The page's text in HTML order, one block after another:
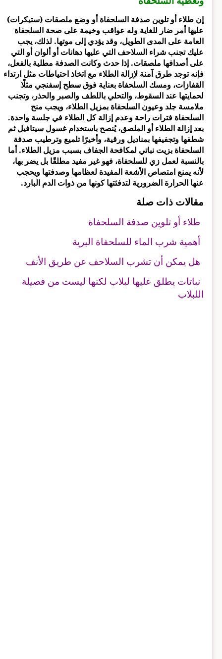
إن طلاء أو تلوين صدفة السلحفاة أو وضع ملصقات (ستيكرات)
عليها أمر ضار للغاية وله عواقب وخيمة على صحة السلحفاة
العامة على المدى الطويل، وقد يؤدي إلى موتها. لذلك، يجب
عليك تجنب شراء السلاحف التي عليها دهانات أو ألوان أو التي
على أصدافها ملصقات. إذا حدث وكانت الصدفة مطلية بالفعل،
فإنه توجد طرق آمنة لإزالة الطلاء مع اتخاذ احتياطات مثل ارتداء
القفازات، ومسك السلحفاة بعناية فوق سطح إسفنجي مثلًا
لحمايتها عند السقوط، والتحلي باللطف والصبر والحذر، وتجنب
ملامسة جلد وعيون السلحفاة بمزيل الطلاء، ويجب منح
السلحفاة فترات راحة وعدم إزالة كل الطلاء في جلسة واحدة.
بعد إزالة الطلاء أو الملصق، يُنصح باستخدام غسول سيتافيل ثم
شطفها وتجفيفها بمناديل ورقية، وأخيرًا تلميع وترطيب صدفة
السلحفاة بزيت نباتي لمكافحة الجفاف بسبب مزيل الطلاء. أما
بالنسبة لعمل زي للسلحفاة، فهو غير مفيد مطلقًا بل يضر بها،
لأنه يمنع امتصاص الأشعة المفيدة لعظامها وصدفتها ويحجب
عنها الحرارة الضرورية لتدفئتها كونها من ذوات الدم البارد.
مقالات ذات صلة
طلاء أو تلوين صدفة السلحفاة
أهمية شرب الماء للسلحفاة البرية
هل يمكن أن تشرب السلاحف عن طريق الأنف
نباتات يطلق عليها لبلاب لكنها ليست من فصيلة
اللبلاب